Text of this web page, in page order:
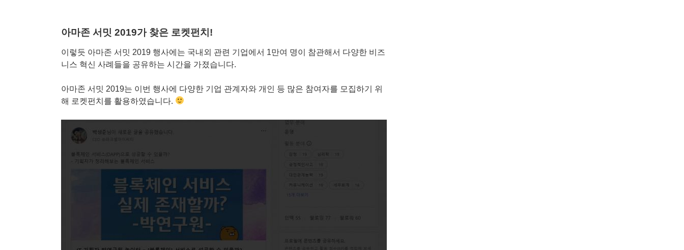
아마존 서밋 2019가 찾은 로켓펀치!
이렇듯 아마존 서밋 2019 행사에는 국내외 관련 기업에서 1만여 명이 참관해서 다양한 비즈
니스 혁신 사례들을 공유하는 시간을 가졌습니다.
아마존 서밋 2019는 이번 행사에 다양한 기업 관계자와 개인 등 많은 참여자를 모집하기 위
해 로켓펀치를 활용하였습니다.